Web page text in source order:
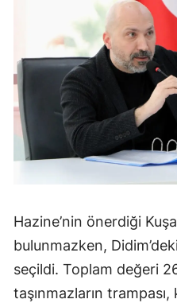
Hazine’nin önerdiği
bulunmazken,
seçildi. Toplam değeri
taşınmazların